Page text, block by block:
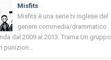
Misfits
Misfits è una serie tv inglese del
genere commedia/drammatico
dal 2009 al 2013. Trama Un gruppo
punizion...